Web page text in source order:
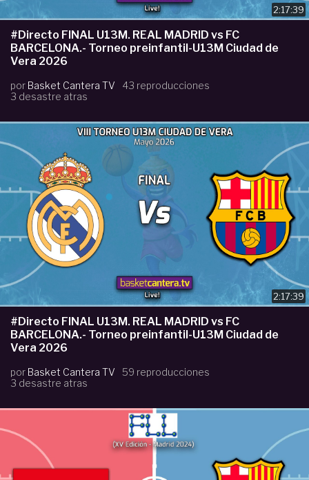
2:17:39
#Directo FINAL U13M. REAL MADRID vs FC
BARCELONA.- Torneo preinfantil-U13M Ciudad de
Vera 2026
por Basket Cantera TV
43 reproducciones
3 desastre atras
2:17:39
#Directo FINAL U13M. REAL MADRID vs FC
BARCELONA.- Torneo preinfantil-U13M Ciudad de
Vera 2026
por Basket Cantera TV
59 reproducciones
3 desastre atras